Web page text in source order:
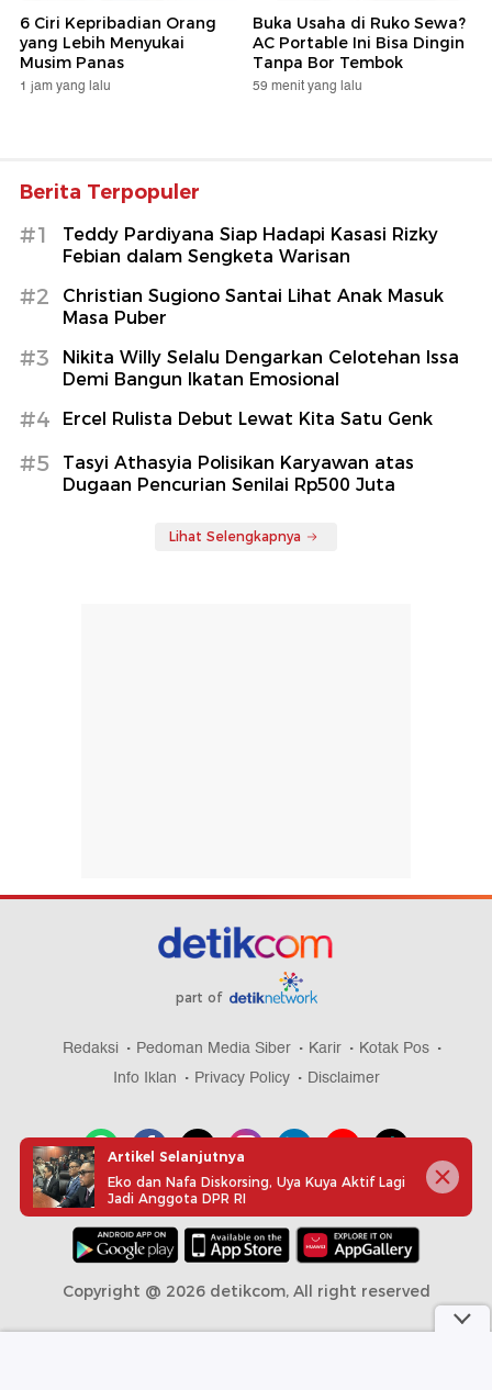
6 Ciri Kepribadian Orang
yang Lebih Menyukai
Musim Panas
1 jam yang lalu
Buka Usaha di Ruko Sewa?
AC Portable Ini Bisa Dingin
Tanpa Bor Tembok
59 menit yang lalu
Berita Terpopuler
#1
Teddy Pardiyana Siap Hadapi Kasasi Rizky
Febian dalam Sengketa Warisan
#2
Christian Sugiono Santai Lihat Anak Masuk
Masa Puber
#3
Nikita Willy Selalu Dengarkan Celotehan Issa
Demi Bangun Ikatan Emosional
#4 Ercel Rulista Debut Lewat Kita Satu Genk
#5
Tasyi Athasyia Polisikan Karyawan atas
Dugaan Pencurian Senilai Rp500 Juta
Lihat Selengkapnya
part of
Redaksi Pedoman Media Siber Karir
Kotak Pos
Info Iklan
Privacy Policy Disclaimer
Download aplikasi detikcom
Copyright @ 2026 detikcom, All right reserved
Artikel Selanjutnya
Eko dan Nafa Diskorsing, Uya Kuya Aktif Lagi
Jadi Anggota DPR RI